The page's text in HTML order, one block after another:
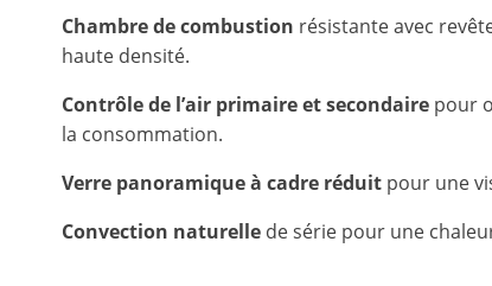
Chambre de combustion résistante avec
haute densité.
Contrôle de l’air primaire et secondaire pour
la consommation.
Verre panoramique à cadre réduit pour une
Convection naturelle de série pour une